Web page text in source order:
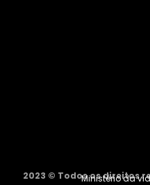
2023 © Todos os direitos
Ministério da